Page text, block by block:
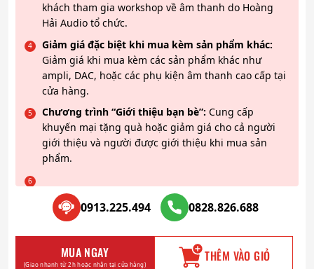
khách tham gia workshop về âm thanh do Hoàng
Hải Audio tổ chức.
Giảm giá đặc biệt khi mua kèm sản phẩm khác:
Giảm giá khi mua kèm các sản phẩm khác như
ampli, DAC, hoặc các phụ kiện âm thanh cao cấp tại
cửa hàng.
Chương trình “Giới thiệu bạn bè”: Cung cấp
khuyến mại tặng quà hoặc giảm giá cho cả người
giới thiệu và người được giới thiệu khi mua sản
phẩm.
0913.225.494 0828.826.688
MUA NGAY
(Giao nhanh từ 2h hoặc nhận tại cửa hàng) THÊM VÀO GIỎ